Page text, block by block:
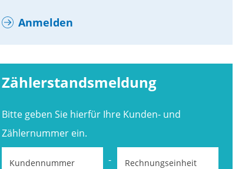
Anmelden
Zählerstandsmeldung
Bitte geben Sie hierfür Ihre Kunden- und
Zählernummer ein.
Kundennummer - Rechnungseinheit